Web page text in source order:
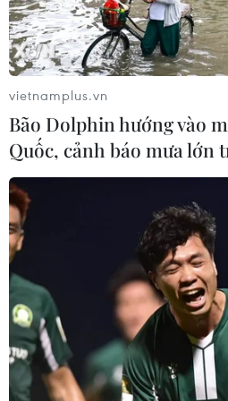
Thi công trở lại dự án sửa
lộ 30 sau phản ánh của
06/08/2026 09:42
Hà Nội tăng tốc thi
đường Vành đai 1 đoạn Hoàng
Voi Phục
06/08/2026 09:07
Đồng Nai yêu cầu đẩy nhanh
dự án kết nối vùng, sân bay
Thành
06/08/2026 09:05
vietnamplus.vn
Bão Dolphin hướng vào
Quốc, cảnh báo mưa lớn